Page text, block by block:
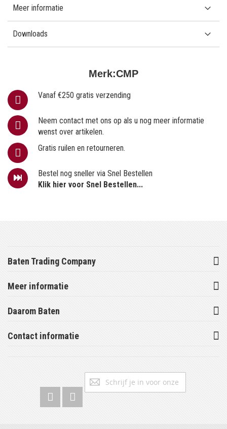
Merk:CMP
Vanaf €250 gratis verzending
Neem contact met ons op als u nog meer informatie
wenst over artikelen.
Gratis ruilen en retourneren.
Bestel nog sneller via Snel Bestellen
Klik hier voor Snel Bestellen...
Meer informatie
Downloads
Baten Trading Company
Meer informatie
Daarom Baten
Contact informatie
Abonneer